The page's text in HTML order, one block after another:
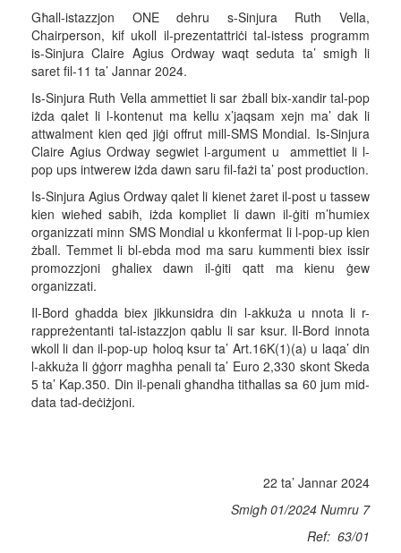
Għall-istazzjon ONE dehru s-Sinjura Ruth Vella,
Chairperson, kif ukoll il-prezentattriċi tal-istess programm
is-Sinjura Claire Agius Ordway waqt seduta ta’ smigħ li
saret fil-11 ta’ Jannar 2024.
Is-Sinjura Ruth Vella ammettiet li sar żball bix-xandir tal-pop
iżda qalet li l-kontenut ma kellu x’jaqsam xejn ma’ dak li
attwalment kien qed jiġi offrut mill-SMS Mondial. Is-Sinjura
Claire Agius Ordway segwiet l-argument u ammettiet li l-
pop ups intwerew iżda dawn saru fil-fażi ta’ post production.
Is-Sinjura Agius Ordway qalet li kienet żaret il-post u tassew
kien wieħed sabiħ, iżda kompliet li dawn il-ġiti m’humiex
organizzati minn SMS Mondial u kkonfermat li l-pop-up kien
żball. Temmet li bl-ebda mod ma saru kummenti biex issir
promozzjoni għaliex dawn il-ġiti qatt ma kienu ġew
organizzati.
Il-Bord għadda biex jikkunsidra din l-akkuża u nnota li r-
rappreżentanti tal-istazzjon qablu li sar ksur. Il-Bord innota
wkoll li dan il-pop-up ħoloq ksur ta’ Art.16K(1)(a) u laqa’ din
l-akkuża li ġġorr magħha penali ta’ Euro 2,330 skont Skeda
5 ta’ Kap.350. Din il-penali għandha titħallas sa 60 jum mid-
data tad-deċiżjoni.
22 ta’ Jannar 2024
Smigħ 01/2024 Numru 7
Ref: 63/01